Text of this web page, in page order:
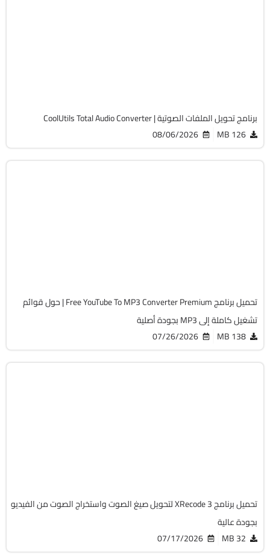
برنامج تحويل الملفات الصوتية | CoolUtils Total Audio Converter
126 MB
08/06/2026
تحميل برنامج Free YouTube To MP3 Converter Premium | حول قوائم
تشغيل كاملة إلى MP3 بجودة أصلية
138 MB
07/26/2026
تحميل برنامج XRecode 3 لتحويل صيغ الصوت واستخراج الصوت من الفيديو
بجودة عالية
32 MB
07/17/2026